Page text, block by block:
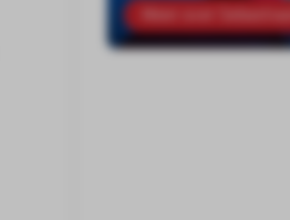
Meer over Sebastiaan